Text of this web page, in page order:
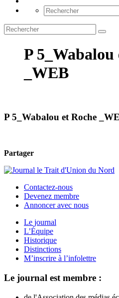
P 5_Wabalou
_WEB
P 5_Wabalou et Roche
Partager
Contactez-nous
Devenez membre
Annoncer avec nous
Le journal
L’Équipe
Historique
Distinctions
M’inscrire à l’infolettre
Le journal est membre :